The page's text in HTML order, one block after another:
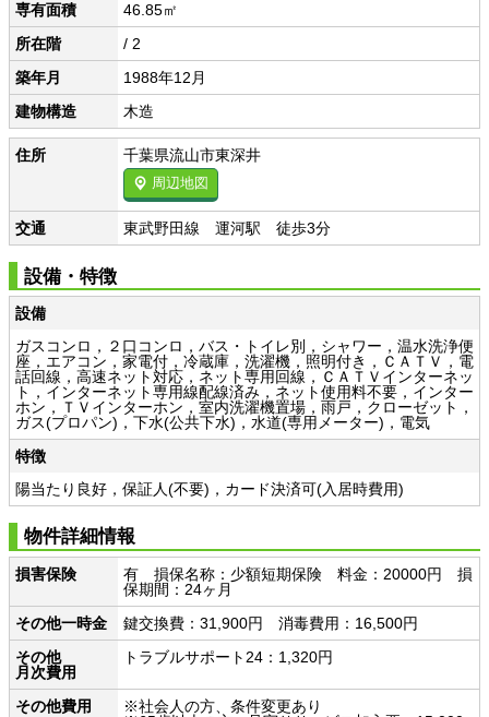
専有面積
46.85㎡
所在階
/ 2
築年月
1988年12月
建物構造
木造
住所 千葉県流山市東深井
周辺地図
交通 東武野田線 運河駅 徒歩3分
設備・特徴
設備
ガスコンロ，２口コンロ，バス・トイレ別，シャワー，温水洗浄便
座，エアコン，家電付，冷蔵庫，洗濯機，照明付き，ＣＡＴＶ，電
話回線，高速ネット対応，ネット専用回線，ＣＡＴＶインターネッ
ト，インターネット専用線配線済み，ネット使用料不要，インター
ホン，ＴＶインターホン，室内洗濯機置場，雨戸，クローゼット，
ガス(プロパン)，下水(公共下水)，水道(専用メーター)，電気
特徴
陽当たり良好，保証人(不要)，カード決済可(入居時費用)
物件詳細情報
損害保険
有 損保名称：少額短期保険 料金：20000円 損
保期間：24ヶ月
その他一時金
鍵交換費：31,900円 消毒費用：16,500円
その他
月次費用
トラブルサポート24：1,320円
その他費用
※社会人の方、条件変更あり